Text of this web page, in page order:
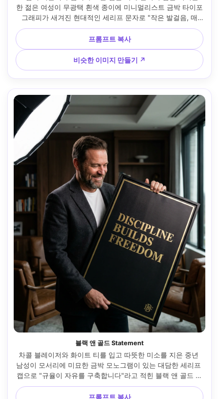
한 젊은 여성이 무광택 흰색 종이에 미니멀리스트 금박 타이포
그래피가 새겨진 현대적인 세리프 문자로 "작은 발걸음, 매
일"이라고 적힌 동기 부여 포스터를 담은 얇은 참나무 프레임
을 들고 밝은 중립적인 거실에 서 있습니다. 부드러운 창문 조
명, Sony A7IV, 85mm f/1.4, 얕은 피사계 심도, 수직 중간 촬
영, 차분하고 자신감 있는 분위기, 사실적인 피부 질감, 자연스
러운 그림자, 선명한 프린트 디테일, 고해상도 --ar 4:5
프롬프트 복사
비슷한 이미지 만들기 ↗
블랙 앤 골드 Statement
차콜 블레이저와 화이트 티를 입고 따뜻한 미소를 지은 중년
남성이 모서리에 미묘한 금박 모노그램이 있는 대담한 세리프
캡으로 "규율이 자유를 구축합니다"라고 적힌 블랙 앤 골드 스
타일의 고급 포스터를 선보이며, 어두운 나무 악센트가 있는
현대적인 사무실에서 촬영, 시네마틱 소프트박스 키 라이트,
프롬프트 복사